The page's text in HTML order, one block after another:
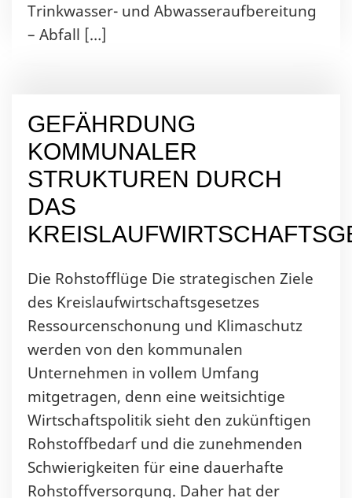
Trinkwasser- und Abwasseraufbereitung
– Abfall […]
GEFÄHRDUNG
KOMMUNALER
STRUKTUREN DURCH
DAS
Die Rohstofflüge Die strategischen Ziele
des Kreislaufwirtschaftsgesetzes
Ressourcenschonung und Klimaschutz
werden von den kommunalen
Unternehmen in vollem Umfang
mitgetragen, denn eine weitsichtige
Wirtschaftspolitik sieht den zukünftigen
Rohstoffbedarf und die zunehmenden
Schwierigkeiten für eine dauerhafte
Rohstoffversorgung. Daher hat der